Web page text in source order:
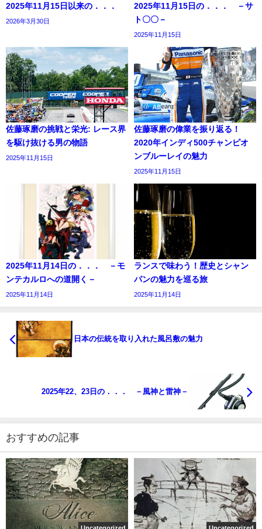
2025年11月15日以来の．．．
2026年3月30日
2025年11月15日の．．． －サ
ト〇〇－
2025年11月15日
佐藤琢磨の挑戦と栄光: レース界
を駆け抜ける男の物語
2025年11月15日
佐藤琢磨の偉業を振り返る！
2020年インディ500チャンピオ
ンブルーレイの魅力
2025年11月15日
2025年11月14日の．．． －モ
ンテカルロへの道開く－
2025年11月14日
ランスで味わう！歴史とシャン
パンの魅力を巡る旅
2025年11月14日
日本の伝統を取り入れた風呂敷の魅力
2025年22、23日の．．． －風神と雷神－
おすすめの記事